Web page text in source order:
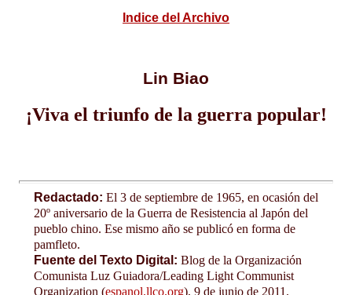
Indice del Archivo
Lin Biao
¡Viva el triunfo de la guerra popular!
Redactado: El 3 de septiembre de 1965, en ocasión del
20º aniversario de la Guerra de Resistencia al Japón del
pueblo chino. Ese mismo año se publicó en forma de
pamfleto.
Fuente del Texto Digital: Blog de la Organización
Comunista Luz Guiadora/Leading Light Communist
Organization (espanol.llco.org), 9 de junio de 2011.